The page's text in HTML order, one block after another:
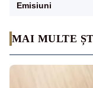
MAI MULTE
Emisiuni